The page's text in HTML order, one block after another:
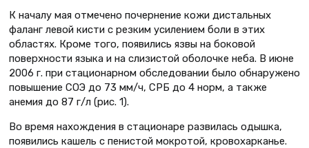
К началу мая отмечено почернение кожи дистальных
фаланг левой кисти с резким усилением боли в этих
областях. Кроме того, появились язвы на боковой
поверхности языка и на слизистой оболочке неба. В июне
2006 г. при стационарном обследовании было обнаружено
повышение СОЭ до 73 мм/ч, СРБ до 4 норм, а также
анемия до 87 г/л (рис. 1).
Во время нахождения в стационаре развилась одышка,
появились кашель с пенистой мокротой, кровохарканье.